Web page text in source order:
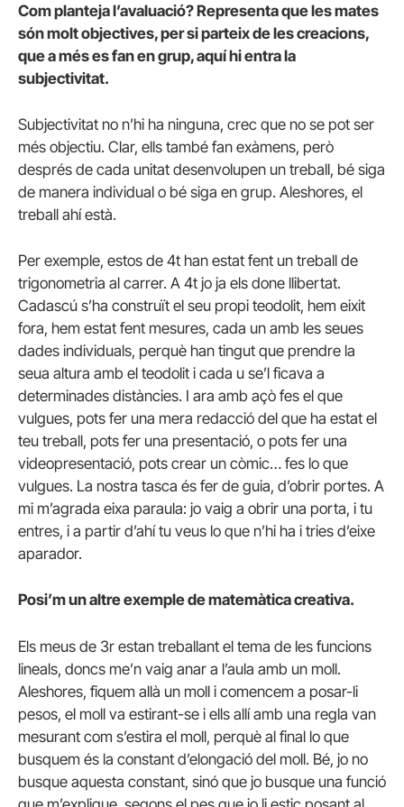
Com planteja l’avaluació? Representa que les mates
són molt objectives, per si parteix de les creacions,
que a més es fan en grup, aquí hi entra la
subjectivitat.
Subjectivitat no n’hi ha ninguna, crec que no se pot ser
més objectiu. Clar, ells també fan exàmens, però
després de cada unitat desenvolupen un treball, bé siga
de manera individual o bé siga en grup. Aleshores, el
treball ahí està.
Per exemple, estos de 4t han estat fent un treball de
trigonometria al carrer. A 4t jo ja els done llibertat.
Cadascú s’ha construït el seu propi teodolit, hem eixit
fora, hem estat fent mesures, cada un amb les seues
dades individuals, perquè han tingut que prendre la
seua altura amb el teodolit i cada u se’l ficava a
determinades distàncies. I ara amb açò fes el que
vulgues, pots fer una mera redacció del que ha estat el
teu treball, pots fer una presentació, o pots fer una
videopresentació, pots crear un còmic… fes lo que
vulgues. La nostra tasca és fer de guia, d’obrir portes. A
mi m’agrada eixa paraula: jo vaig a obrir una porta, i tu
entres, i a partir d’ahí tu veus lo que n’hi ha i tries d’eixe
aparador.
Posi’m un altre exemple de matemàtica creativa.
Els meus de 3r estan treballant el tema de les funcions
lineals, doncs me’n vaig anar a l’aula amb un moll.
Aleshores, fiquem allà un moll i comencem a posar-li
pesos, el moll va estirant-se i ells allí amb una regla van
mesurant com s’estira el moll, perquè al final lo que
busquem és la constant d’elongació del moll. Bé, jo no
busque aquesta constant, sinó que jo busque una funció